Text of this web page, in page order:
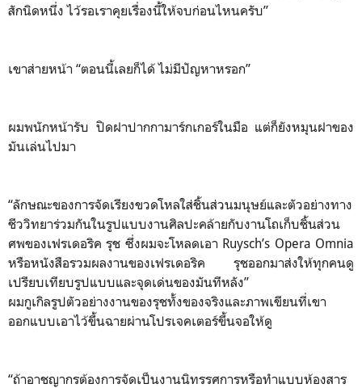
สักนิดหนึ่ง ไว้รอเราคุยเรื่องนี้ให้จบก่อนไหนครับ”
เขาส่ายหน้า “ตอนนี้เลยก็ได้ ไม่มีปัญหาหรอก”
ผมพนักหน้ารับ ปิดฝาปากกามาร์กเกอร์ในมือ แต่ก็ยังหมุนฝาของ
มันเล่นไปมา
“ลักษณะของการจัดเรียงขวดโหลใส่ชิ้นส่วนมนุษย์และตัวอย่างทาง
ชีววิทยาร่วมกันในรูปแบบงานศิลปะคล้ายกับงานโถเก็บชิ้นส่วน
ศพของเฟรเดอริค รุช ซึ่งผมจะโหลดเอา Ruysch’s Opera Omnia
หรือหนังสือรวมผลงานของเฟรเดอริค รุชออกมาส่งให้ทุกคนดู
เปรียบเทียบรูปแบบและจุดเด่นของมันทีหลัง”
ผมกูเกิลรูปตัวอย่างงานของรุชทั้งของจริงและภาพเขียนที่เขา
ออกแบบเอาไว้ขึ้นฉายผ่านโปรเจคเตอร์ขึ้นจอให้ดู
“ถ้าอาชญากรต้องการจัดเป็นงานนิทรรศการหรือทำแบบห้องสาร